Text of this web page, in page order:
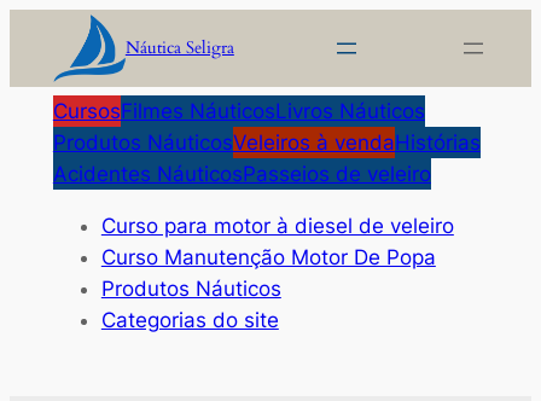
o
conteúdo
Náutica Seligra
CursosFilmes NáuticosLivros Náuticos
Produtos NáuticosVeleiros à vendaHistórias
Acidentes NáuticosPasseios de veleiro
Curso para motor à diesel de veleiro
Curso Manutenção Motor De Popa
Produtos Náuticos
Categorias do site